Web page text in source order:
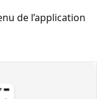
de l’application